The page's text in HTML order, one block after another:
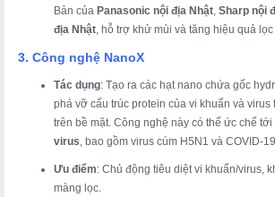
Bản của Panasonic nội địa Nhật, Sharp nội
địa Nhật, hỗ trợ khử mùi và tăng hiệu quả
3. Công nghệ NanoX
Tác dụng: Tạo ra các hạt nano chứa gốc
phá vỡ cấu trúc protein của vi khuẩn và virus
trên bề mặt. Công nghệ này có thể ức chế tới
virus, bao gồm virus cúm H5N1 và COVID-
Ưu điểm: Chủ động tiêu diệt vi khuẩn/virus,
màng lọc.